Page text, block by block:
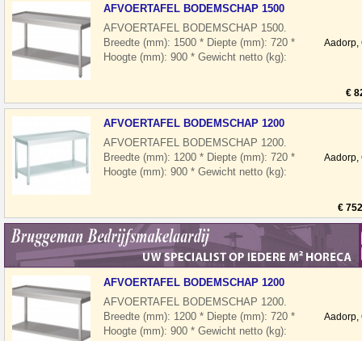
AFVOERTAFEL BODEMSCHAP 1500
AFVOERTAFEL BODEMSCHAP 1500.
Breedte (mm): 1500 * Diepte (mm): 720 *
Hoogte (mm): 900 * Gewicht netto (kg):
Aadorp,
€
AFVOERTAFEL BODEMSCHAP 1200
AFVOERTAFEL BODEMSCHAP 1200.
Breedte (mm): 1200 * Diepte (mm): 720 *
Hoogte (mm): 900 * Gewicht netto (kg):
Aadorp,
€
AFVOERTAFEL BODEMSCHAP 1200
AFVOERTAFEL BODEMSCHAP 1200.
Breedte (mm): 1200 * Diepte (mm): 720 *
Hoogte (mm): 900 * Gewicht netto (kg):
Aadorp,